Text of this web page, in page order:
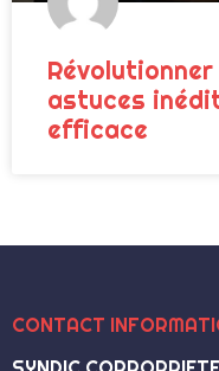
astuces
efficace
CONTACT